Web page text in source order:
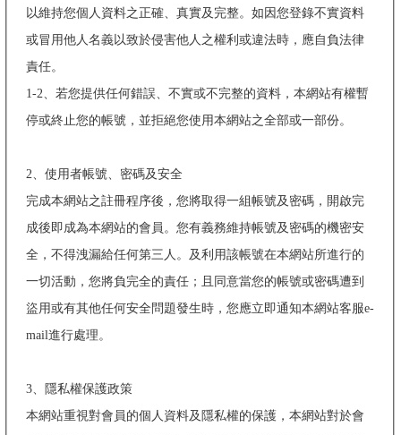
以維持您個人資料之正確、真實及完整。如因您登錄不實資料
或冒用他人名義以致於侵害他人之權利或違法時，應自負法律
責任。
1-2、若您提供任何錯誤、不實或不完整的資料，本網站有權暫
停或終止您的帳號，並拒絕您使用本網站之全部或一部份。
2、使用者帳號、密碼及安全
完成本網站之註冊程序後，您將取得一組帳號及密碼，開啟完
成後即成為本網站的會員。您有義務維持帳號及密碼的機密安
全，不得洩漏給任何第三人。及利用該帳號在本網站所進行的
一切活動，您將負完全的責任；且同意當您的帳號或密碼遭到
盜用或有其他任何安全問題發生時，您應立即通知本網站客服e-
mail進行處理。
3、隱私權保護政策
本網站重視對會員的個人資料及隱私權的保護，本網站對於會